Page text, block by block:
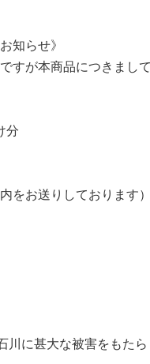
知らせ》
すが本商品につきまして
分
をお送りしております）
に甚大な被害をもたら